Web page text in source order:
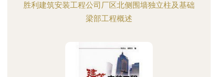
胜利建筑安装工程公司厂区北侧围墙独立柱及基础
梁部工程概述